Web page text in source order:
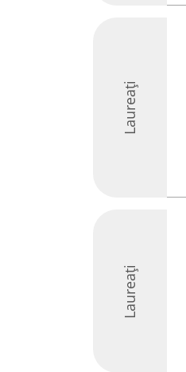
Laureați
Laureați